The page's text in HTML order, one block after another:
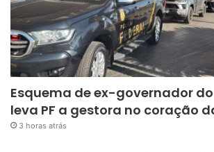
Esquema de ex-governador do
leva PF a gestora no coração
3 horas atrás